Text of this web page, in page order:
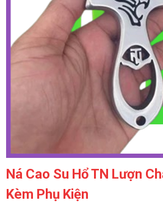
Ná Cao Su Hổ TN Lượn
Kèm Phụ Kiện